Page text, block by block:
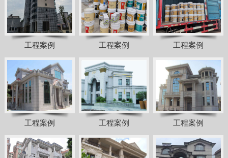
工程案例 工程案例 工程案例
工程案例 工程案例 工程案例